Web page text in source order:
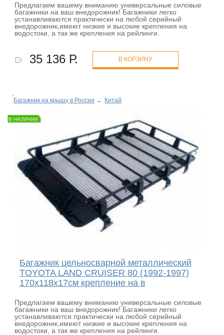
Предлагаем вашему вниманию универсальные силовые
багажники на ваш внедорожник! Багажники легко
устанавливаются практически на любой серийный
внедорожник,имеют низкие и высокие крепления на
водостоки, а так же крепления на рейлинги.
35 136 Р. В КОРЗИНУ
Багажник на крышу в России → Китай
В НАЛИЧИИ
Багажник цельносварной металлический
TOYOTA LAND CRUISER 80 (1992-1997)
170х118х17см крепление на в
Предлагаем вашему вниманию универсальные силовые
багажники на ваш внедорожник! Багажники легко
устанавливаются практически на любой серийный
внедорожник,имеют низкие и высокие крепления на
водостоки, а так же крепления на рейлинги.